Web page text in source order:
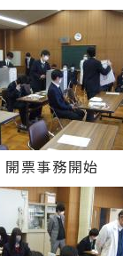
開票事務開始